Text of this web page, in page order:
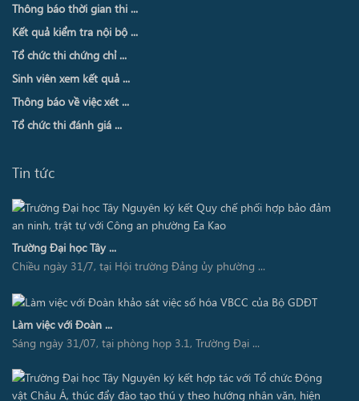
Thông báo thời gian thi ...
Kết quả kiểm tra nội bộ ...
Tổ chức thi chứng chỉ ...
Sinh viên xem kết quả ...
Thông báo về việc xét ...
Tổ chức thi đánh giá ...
Tin tức
Trường Đại học Tây ...
Chiều ngày 31/7, tại Hội trường Đảng ủy phường ...
Làm việc với Đoàn ...
Sáng ngày 31/07, tại phòng họp 3.1, Trường Đại ...